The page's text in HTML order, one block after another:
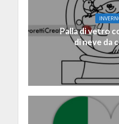
Palla di vetro
di neve da